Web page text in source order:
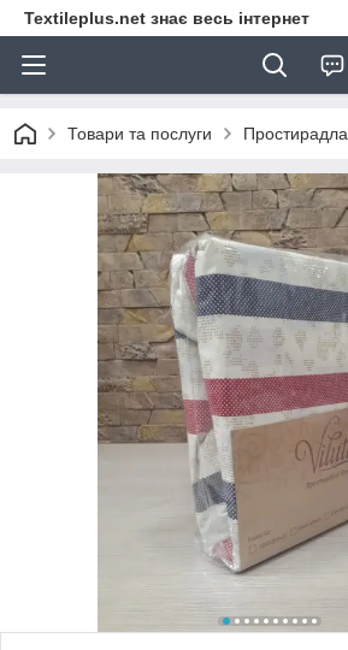
Textileplus.net знає весь інтернет
Товари та послуги Простирадла